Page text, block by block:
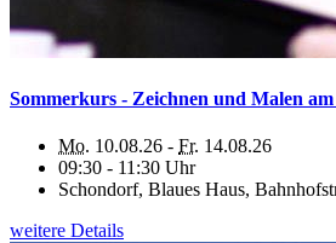
Sommerkurs - Zeichnen und Malen am
Mo. 10.08.26 - Fr. 14.08.26
09:30 - 11:30 Uhr
Schondorf, Blaues Haus,
weitere Details